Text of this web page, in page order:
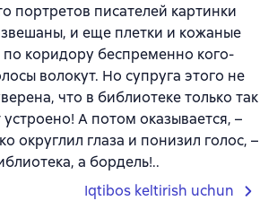
портретов писателей картинки
и еще плетки и кожаные
коридору беспременно кого-
волокут. Но супруга этого не
что в библиотеке только так
устроено! А потом оказывается, –
округлил глаза и понизил голос, –
а бордель!..
Iqtibos keltirish uchun